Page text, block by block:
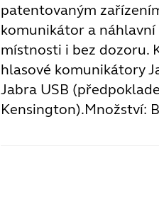
patentovaným
komunikátor a náhlavní
místnosti i bez dozoru.
hlasové komunikátory
Jabra USB
Kensington).Množství: